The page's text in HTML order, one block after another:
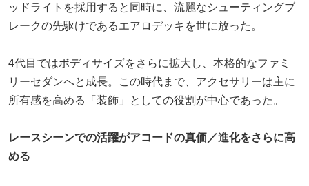
ッドライトを採用すると同時に、流麗なシューティングブ
レークの先駆けであるエアロデッキを世に放った。
4代目ではボディサイズをさらに拡大し、本格的なファミ
リーセダンへと成長。この時代まで、アクセサリーは主に
所有感を高める「装飾」としての役割が中心であった。
レースシーンでの活躍がアコードの真価／進化をさらに高
める